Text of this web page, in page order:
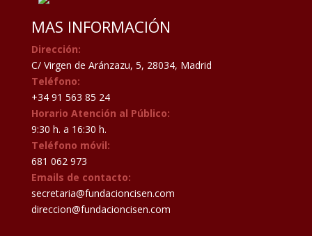
MAS INFORMACIÓN
Dirección:
C/ Virgen de Aránzazu, 5, 28034, Madrid
Teléfono:
+34 91 563 85 24
Horario Atención al Público:
9:30 h. a 16:30 h.
Teléfono móvil:
681 062 973
Emails de contacto:
secretaria@fundacioncisen.com
direccion@fundacioncisen.com